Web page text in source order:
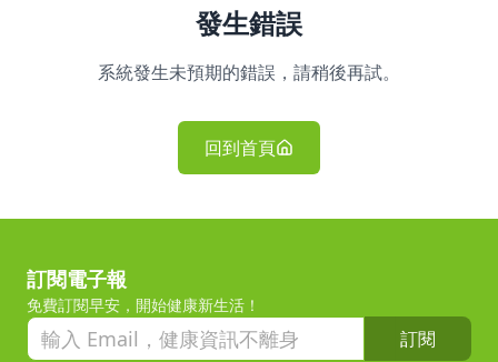
發生錯誤
系統發生未預期的錯誤，請稍後再試。
回到首頁
訂閱電子報
免費訂閱早安，開始健康新生活！
訂閱